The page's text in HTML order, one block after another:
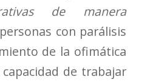
de manera
con parálisis
de la ofimática
de trabajar